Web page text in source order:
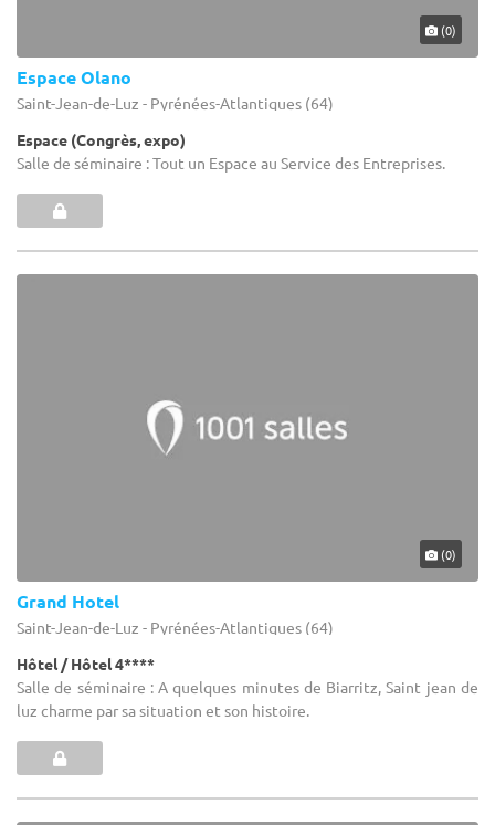
(0)
Espace Olano
Saint-Jean-de-Luz - Pyrénées-Atlantiques (64)
Espace (Congrès, expo)
Salle de séminaire : Tout un Espace au Service des Entreprises.
(0)
Grand Hotel
Saint-Jean-de-Luz - Pyrénées-Atlantiques (64)
Hôtel / Hôtel 4****
Salle de séminaire : A quelques minutes de Biarritz, Saint jean de
luz charme par sa situation et son histoire.